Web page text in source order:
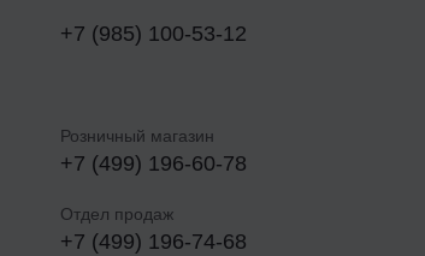
+7 (985) 100-53-12
Розничный магазин
+7 (499) 196-60-78
Отдел продаж
+7 (499) 196-74-68